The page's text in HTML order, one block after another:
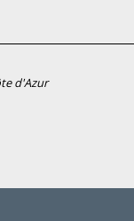
d'Azur